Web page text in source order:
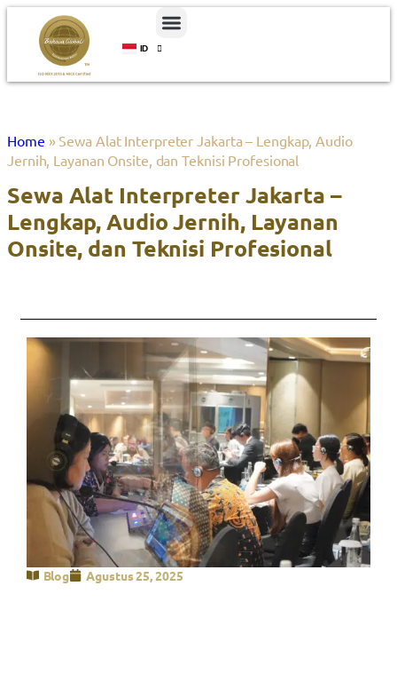
ID
EN
Home » Sewa Alat Interpreter Jakarta – Lengkap, Audio
Jernih, Layanan Onsite, dan Teknisi Profesional
Sewa Alat Interpreter Jakarta –
Lengkap, Audio Jernih, Layanan
Onsite, dan Teknisi Profesional
Blog Agustus 25, 2025